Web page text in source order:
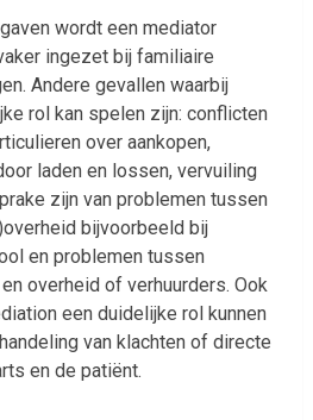
wordt een mediator
ingezet bij familiaire
Andere gevallen waarbij
rol kan spelen zijn: conflicten
over aankopen,
laden en lossen, vervuiling
zijn van problemen tussen
bijvoorbeeld bij
en problemen tussen
overheid of verhuurders. Ook
een duidelijke rol kunnen
van klachten of directe
en de patiënt.